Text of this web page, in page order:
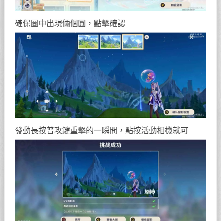
確保圖中出現倆個圓，點擊確認
發動長按普攻鍵重擊的一瞬間，點按活動相機就可